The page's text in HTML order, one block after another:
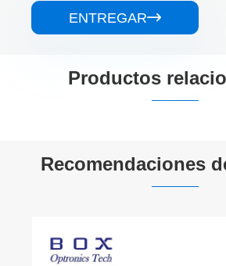
ENTREGAR
Productos
Recomendaciones